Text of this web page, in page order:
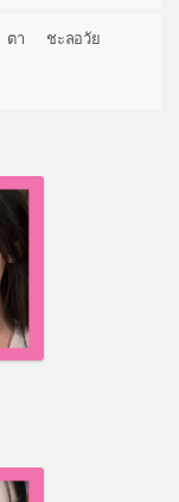
ตา ชะลอวัย